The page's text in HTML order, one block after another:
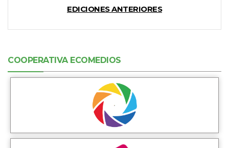
EDICIONES ANTERIORES
COOPERATIVA ECOMEDIOS